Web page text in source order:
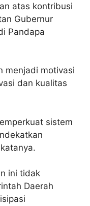
atas kontribusi
Gubernur
Pandapa
menjadi motivasi
dan kualitas
sistem
ini tidak
Daerah